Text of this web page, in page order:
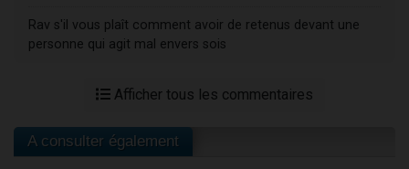
Rav s'il vous plaît comment avoir de retenus devant une
personne qui agit mal envers sois
Afficher tous les commentaires
A consulter également